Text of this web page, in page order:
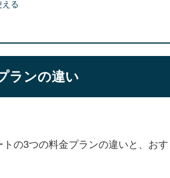
る
ランの違い
の3つの料金プランの違いと、おす